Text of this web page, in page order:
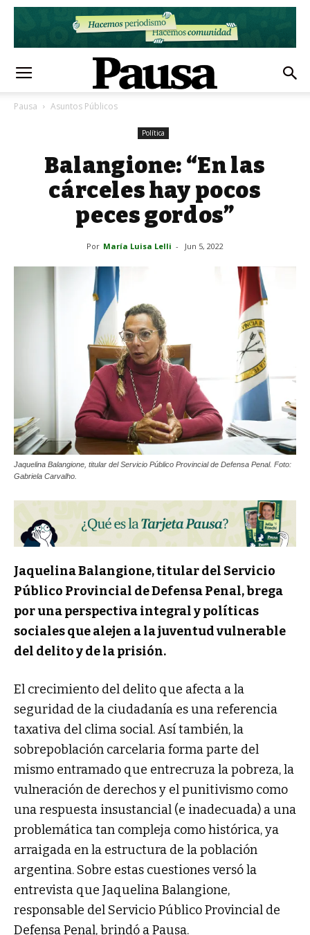
Pausa Asuntos Públicos
Política
Balangione: “En las
cárceles hay pocos
peces gordos”
Por María Luisa Lelli - Jun 5, 2022
Jaquelina Balangione, titular del Servicio Público Provincial de Defensa Penal. Foto:
Gabriela Carvalho.
Jaquelina Balangione, titular del Servicio
Público Provincial de Defensa Penal, brega
por una perspectiva integral y políticas
sociales que alejen a la juventud vulnerable
del delito y de la prisión.
El crecimiento del delito que afecta a la
seguridad de la ciudadanía es una referencia
taxativa del clima social. Así también, la
sobrepoblación carcelaria forma parte del
mismo entramado que entrecruza la pobreza, la
vulneración de derechos y el punitivismo como
una respuesta insustancial (e inadecuada) a una
problemática tan compleja como histórica, ya
arraigada en la estructura de la población
argentina. Sobre estas cuestiones versó la
entrevista que Jaquelina Balangione,
responsable del Servicio Público Provincial de
Defensa Penal, brindó a Pausa.